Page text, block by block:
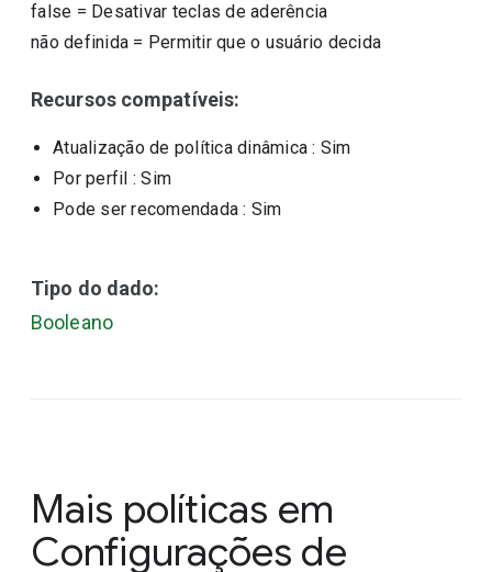
false = Desativar teclas de aderência
não definida = Permitir que o usuário decida
Recursos compatíveis:
Atualização de política dinâmica : Sim
Por perfil : Sim
Pode ser recomendada : Sim
Tipo do dado:
Booleano
Mais políticas em
Configurações de